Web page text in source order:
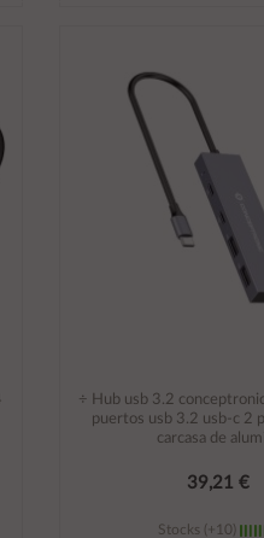
÷ Hub usb 3.2
puertos usb 3.2 usb-c 2
carcasa de
39,21 €
Stocks (+10)